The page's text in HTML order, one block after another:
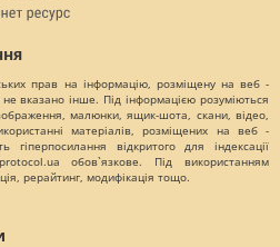
прав на інформацію, розміщену на веб -
вказано інше. Під інформацією розуміються
малюнки, ящик-шота, скани, відео,
матеріалів, розміщених на веб -
гіперпосилання відкритого для індексації
обов`язкове. Під використанням
рерайтинг, модифікація тощо.